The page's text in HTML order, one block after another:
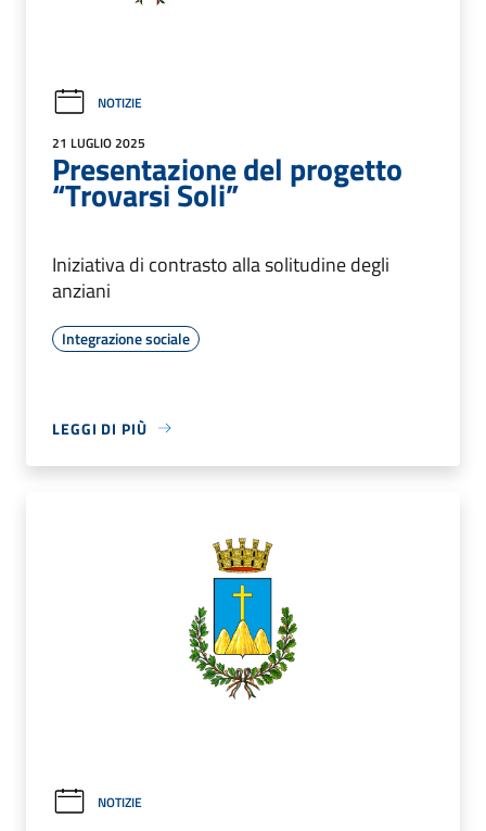
NOTIZIE
21 LUGLIO 2025
Presentazione del progetto
“Trovarsi Soli”
Iniziativa di contrasto alla solitudine degli
anziani
Integrazione sociale
LEGGI DI PIÙ
NOTIZIE